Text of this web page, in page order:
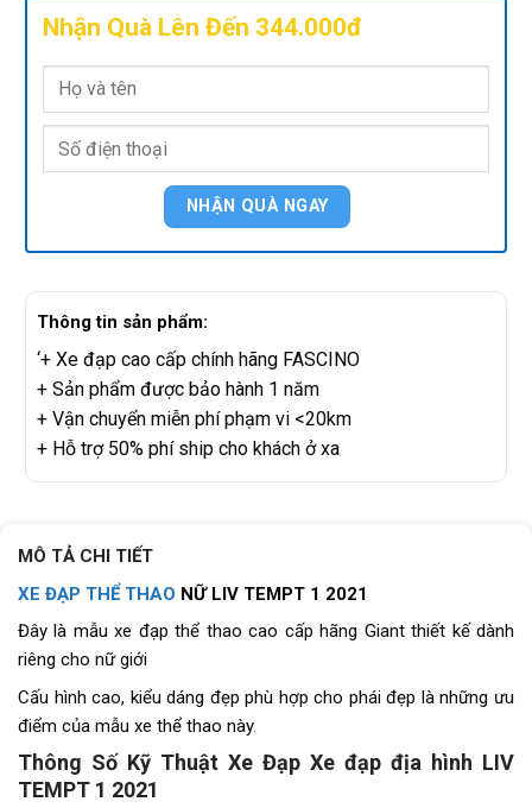
Nhận Quà Lên Đến 344.000đ
Thông tin sản phẩm:
‘+ Xe đạp cao cấp chính hãng FASCINO
+ Sản phẩm được bảo hành 1 năm
+ Vận chuyển miễn phí phạm vi <20km
+ Hỗ trợ 50% phí ship cho khách ở xa
MÔ TẢ CHI TIẾT
XE ĐẠP THỂ THAO NỮ LIV TEMPT 1 2021
Đây là mẫu xe đạp thể thao cao cấp hãng Giant thiết kế dành
riêng cho nữ giới
Cấu hình cao, kiểu dáng đẹp phù hợp cho phái đẹp là những ưu
điểm của mẫu xe thể thao này.
Thông Số Kỹ Thuật Xe Đạp Xe đạp địa hình LIV
TEMPT 1 2021